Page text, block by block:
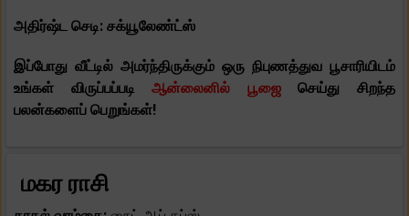
அதிர்ஷ்ட செடி: சக்யூலேண்ட்ஸ்
இப்போது வீட்டில் அமர்ந்திருக்கும் ஒரு நிபுணத்துவ பூசாரியிடம்
உங்கள் விருப்பப்படிஆன்லைனில் பூஜைசெய்து சிறந்த
பலன்களைப் பெறுங்கள்!
மகர ராசி